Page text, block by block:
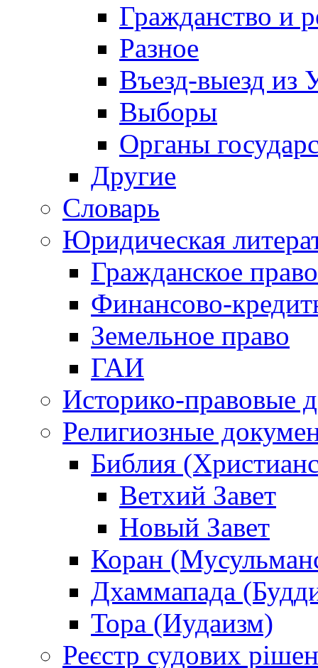
Гражданство и
Разное
Въезд-выезд из
Выборы
Органы
Другие
Словарь
Юридическая
Гражданское право
Финансово-
Земельное право
ГАИ
Историко-правовые
Религиозные
Библия
Ветхий Завет
Новый Завет
Коран
Дхаммапада
Тора (Иудаизм)
Реєстр судових